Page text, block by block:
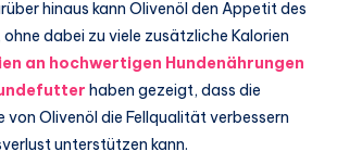
hinaus kann Olivenöl den Appetit des
ohne dabei zu viele zusätzliche Kalorien
an hochwertigen Hundenährungen
haben gezeigt, dass die
von Olivenöl die Fellqualität verbessern
unterstützen kann.